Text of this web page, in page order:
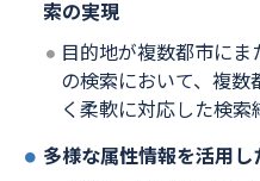
索の実現
目的地が複数都市にま
の検索において、複数
く柔軟に対応した検索
多様な属性情報を活用し